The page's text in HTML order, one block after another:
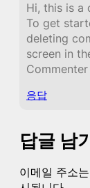
Hi, this is a
To get
deleting
screen in
응답
답글 남
이메일 주소